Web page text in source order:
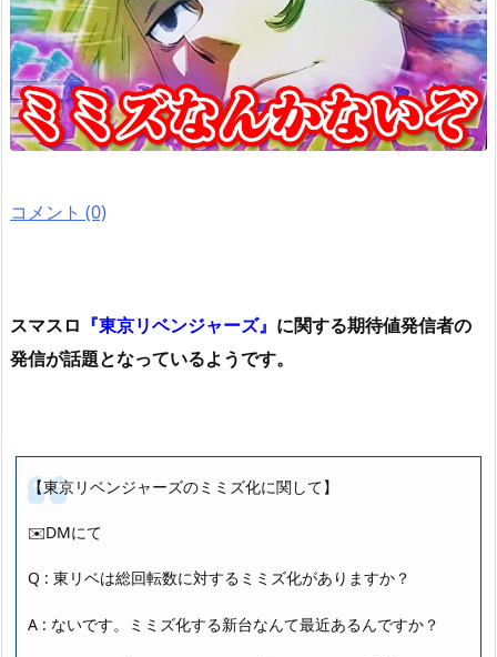
コメント (0)
スマスロ 『東京リベンジャーズ』 に関する期待値発信者の
発信が話題となっているようです。
【東京リベンジャーズのミミズ化に関して】
✉️DMにて
Q : 東リベは総回転数に対するミミズ化がありますか？
A : ないです。ミミズ化する新台なんて最近あるんですか？